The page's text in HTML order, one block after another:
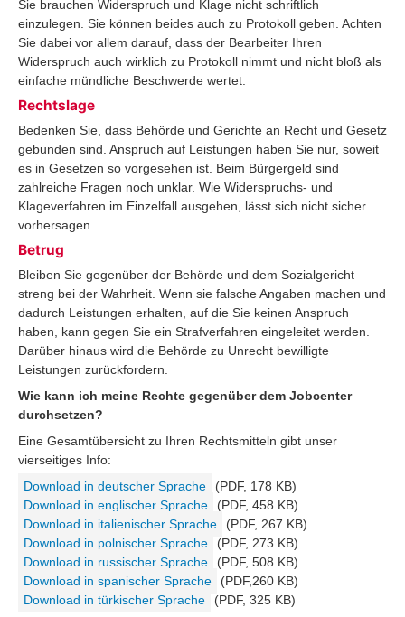
Sie brauchen Widerspruch und Klage nicht schriftlich
einzulegen. Sie können beides auch zu Protokoll geben. Achten
Sie dabei vor allem darauf, dass der Bearbeiter Ihren
Widerspruch auch wirklich zu Protokoll nimmt und nicht bloß als
einfache mündliche Beschwerde wertet.
Rechtslage
Bedenken Sie, dass Behörde und Gerichte an Recht und Gesetz
gebunden sind. Anspruch auf Leistungen haben Sie nur, soweit
es in Gesetzen so vorgesehen ist. Beim Bürgergeld sind
zahlreiche Fragen noch unklar. Wie Widerspruchs- und
Klageverfahren im Einzelfall ausgehen, lässt sich nicht sicher
vorhersagen.
Betrug
Bleiben Sie gegenüber der Behörde und dem Sozialgericht
streng bei der Wahrheit. Wenn sie falsche Angaben machen und
dadurch Leistungen erhalten, auf die Sie keinen Anspruch
haben, kann gegen Sie ein Strafverfahren eingeleitet werden.
Darüber hinaus wird die Behörde zu Unrecht bewilligte
Leistungen zurückfordern.
Wie kann ich meine Rechte gegenüber dem Jobcenter
durchsetzen?
Eine Gesamtübersicht zu Ihren Rechtsmitteln gibt unser
vierseitiges Info:
Download in deutscher Sprache
(PDF, 178 KB)
Download in englischer Sprache
(PDF, 458 KB)
Download in italienischer Sprache
(PDF, 267 KB)
Download in polnischer Sprache
(PDF, 273 KB)
Download in russischer Sprache
(PDF, 508 KB)
Download in spanischer Sprache
(PDF,260 KB)
Download in türkischer Sprache
(PDF, 325 KB)